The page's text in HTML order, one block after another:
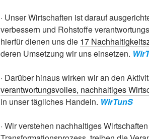
· Unser Wirtschaften ist darauf
verbessern und Rohstoffe
hierfür dienen uns die 17
deren Umsetzung wir uns einsetzen.
· Darüber hinaus wirken wir an den
verantwortungsvolles, nachhaltiges
in unser tägliches Handeln. WirTunS
· Wir verstehen nachhaltiges